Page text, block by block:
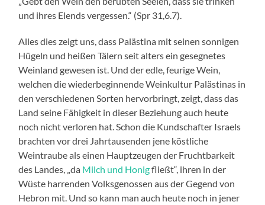
und ihres Elends vergessen.“ (Spr 31,6.7).
Alles dies zeigt uns, dass Palästina mit seinen sonnigen
Hügeln und heißen Tälern seit alters ein gesegnetes
Weinland gewesen ist. Und der edle, feurige Wein,
welchen die wiederbeginnende Weinkultur Palästinas in
den verschiedenen Sorten hervorbringt, zeigt, dass das
Land seine Fähigkeit in dieser Beziehung auch heute
noch nicht verloren hat. Schon die Kundschafter Israels
brachten vor drei Jahrtausenden jene köstliche
Weintraube als einen Hauptzeugen der Fruchtbarkeit
des Landes, „da Milch und Honigfließt“, ihren in der
Wüste harrenden Volksgenossen aus der Gegend von
Hebron mit. Und so kann man auch heute noch in jener